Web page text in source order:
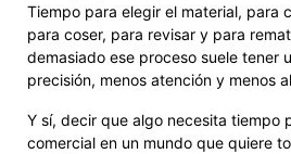
Tiempo para elegir el material, para
para coser, para revisar y para
demasiado ese proceso suele tener
precisión, menos atención y menos
Y sí, decir que algo necesita tiempo
comercial en un mundo que quiere